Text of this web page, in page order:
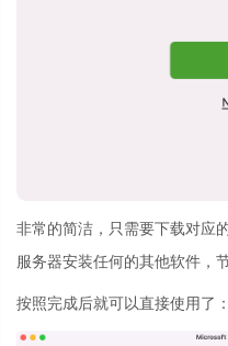
非常的简洁，只需要下载对应
服务器安装任何的其他软件，
按照完成后就可以直接使用了：